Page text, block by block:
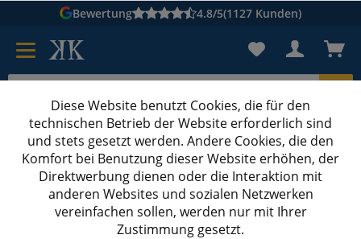
Bewertung 4.8/5(1127 Kunden)
Karton suchen
Kartons bedruckenKartons nach Maß
Produkte von April
Diese Website benutzt Cookies, die für den
technischen Betrieb der Website erforderlich sind
und stets gesetzt werden. Andere Cookies, die den
Komfort bei Benutzung dieser Website erhöhen, der
Direktwerbung dienen oder die Interaktion mit
anderen Websites und sozialen Netzwerken
vereinfachen sollen, werden nur mit Ihrer
Zustimmung gesetzt.